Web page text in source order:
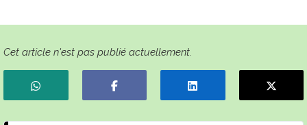
Cet article n'est pas publié actuellement.